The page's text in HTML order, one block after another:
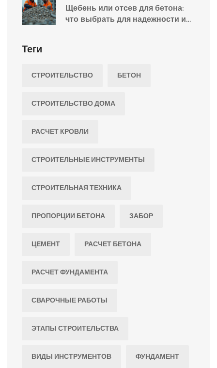
Щебень или отсев для бетона:
что выбрать для надежности и
Теги
СТРОИТЕЛЬСТВО БЕТОН
СТРОИТЕЛЬСТВО ДОМА
РАСЧЕТ КРОВЛИ
СТРОИТЕЛЬНЫЕ ИНСТРУМЕНТЫ
СТРОИТЕЛЬНАЯ ТЕХНИКА
ПРОПОРЦИИ БЕТОНА ЗАБОР
ЦЕМЕНТ РАСЧЕТ БЕТОНА
РАСЧЕТ ФУНДАМЕНТА
СВАРОЧНЫЕ РАБОТЫ
ЭТАПЫ СТРОИТЕЛЬСТВА
ВИДЫ ИНСТРУМЕНТОВ ФУНДАМЕНТ